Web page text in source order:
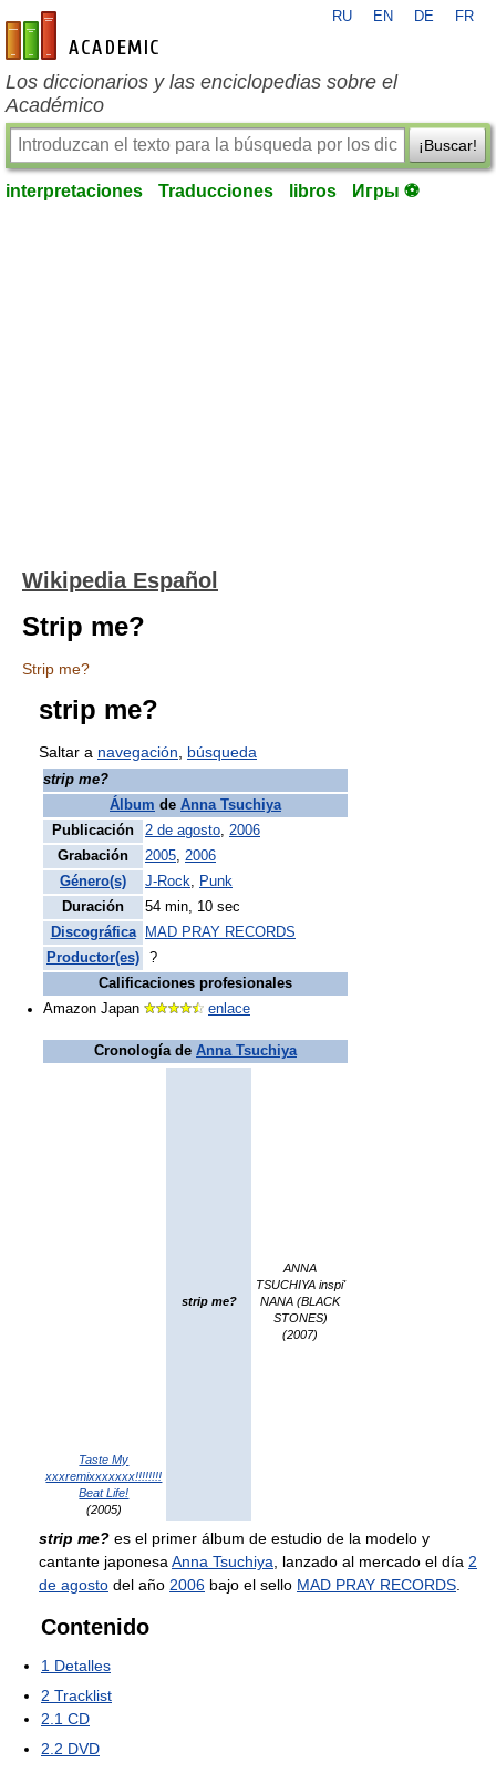
es-academic.com
RU EN DE FR
Los diccionarios y las enciclopedias sobre el
Académico
¡Buscar!
interpretaciones Traducciones libros Игры ⚽
Wikipedia Español
Strip me?
Strip me?
strip me?
Saltar a navegación búsqueda
strip me?
Álbum de Anna Tsuchiya
Publicación
2 de agosto, 2006
Grabación
2005, 2006
Género(s)
J-Rock, Punk
Duración
54 min, 10 sec
Discográfica
MAD PRAY RECORDS
Productor(es)
?
Calificaciones profesionales
Amazon Japan
enlace
Cronología de Anna Tsuchiya
Taste My
xxxremixxxxxxx!!!!!!!!
Beat Life!
(2005)
strip me?
ANNA
TSUCHIYA inspi'
NANA (BLACK
STONES)
(2007)
strip me? es el primer álbum de estudio de la modelo y
cantante japonesa Anna Tsuchiya , lanzado al mercado el día 2
de agosto del año 2006 bajo el sello MAD PRAY RECORDS
Contenido
1 Detalles
2 Tracklist
2.1 CD
2.2 DVD